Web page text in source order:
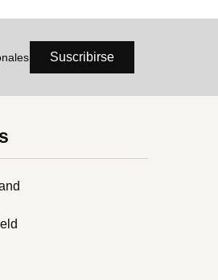
Suscribirse